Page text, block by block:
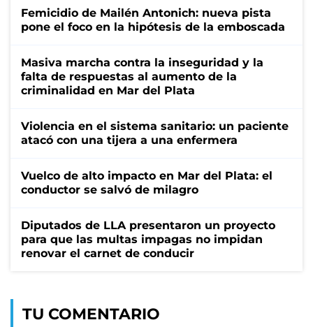
Femicidio de Mailén Antonich: nueva pista
pone el foco en la hipótesis de la emboscada
Masiva marcha contra la inseguridad y la
falta de respuestas al aumento de la
criminalidad en Mar del Plata
Violencia en el sistema sanitario: un paciente
atacó con una tijera a una enfermera
Vuelco de alto impacto en Mar del Plata: el
conductor se salvó de milagro
Diputados de LLA presentaron un proyecto
para que las multas impagas no impidan
renovar el carnet de conducir
TU COMENTARIO